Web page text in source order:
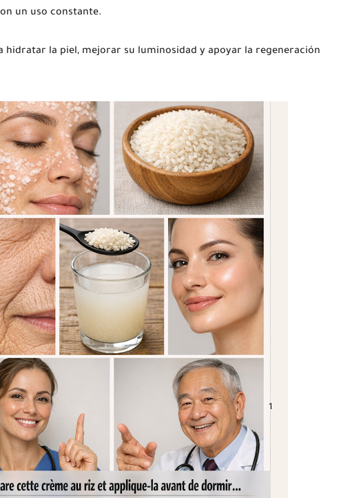
un uso constante.
hidratar la piel, mejorar su luminosidad y apoyar la regeneración